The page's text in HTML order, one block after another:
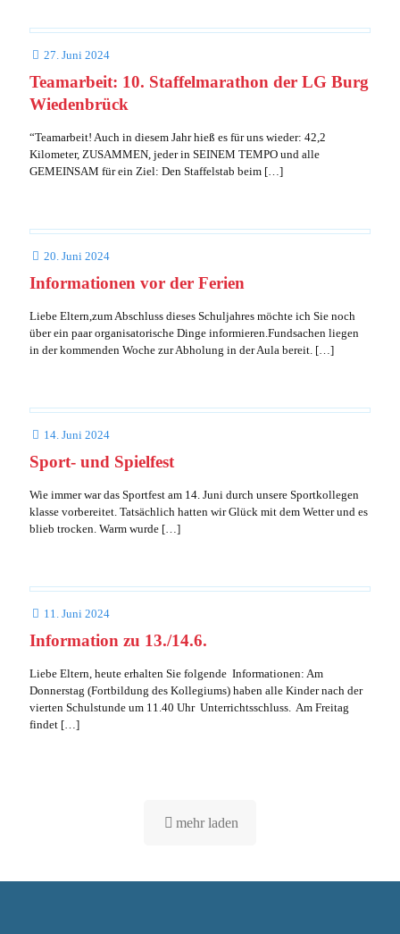
27. Juni 2024
Teamarbeit: 10. Staffelmarathon der LG Burg
Wiedenbrück
“Teamarbeit! Auch in diesem Jahr hieß es für uns wieder: 42,2
Kilometer, ZUSAMMEN, jeder in SEINEM TEMPO und alle
GEMEINSAM für ein Ziel: Den Staffelstab beim […]
20. Juni 2024
Informationen vor der Ferien
Liebe Eltern,zum Abschluss dieses Schuljahres möchte ich Sie noch
über ein paar organisatorische Dinge informieren.Fundsachen liegen
in der kommenden Woche zur Abholung in der Aula bereit. […]
14. Juni 2024
Sport- und Spielfest
Wie immer war das Sportfest am 14. Juni durch unsere Sportkollegen
klasse vorbereitet. Tatsächlich hatten wir Glück mit dem Wetter und es
blieb trocken. Warm wurde […]
11. Juni 2024
Information zu 13./14.6.
Liebe Eltern, heute erhalten Sie folgende Informationen: Am
Donnerstag (Fortbildung des Kollegiums) haben alle Kinder nach der
vierten Schulstunde um 11.40 Uhr Unterrichtsschluss. Am Freitag
findet […]
mehr laden